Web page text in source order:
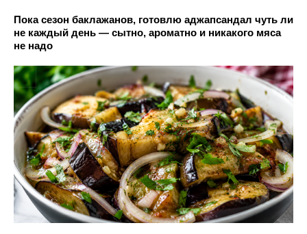
Пока сезон баклажанов, готовлю аджапсандал чуть ли
не каждый день — сытно, ароматно и никакого мяса
не надо